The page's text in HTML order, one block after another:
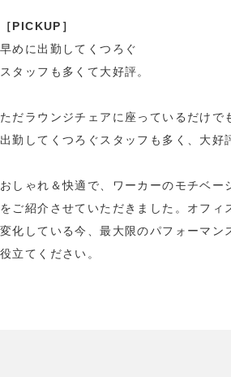
［PICKUP］
早めに出勤してくつろぐ
スタッフも多くて大好評。
ただラウンジチェアに座っているだけ
出勤してくつろぐスタッフも多く、大好
おしゃれ＆快適で、ワーカーのモチベ
をご紹介させていただきました。オフ
変化している今、最大限のパフォーマ
役立てください。